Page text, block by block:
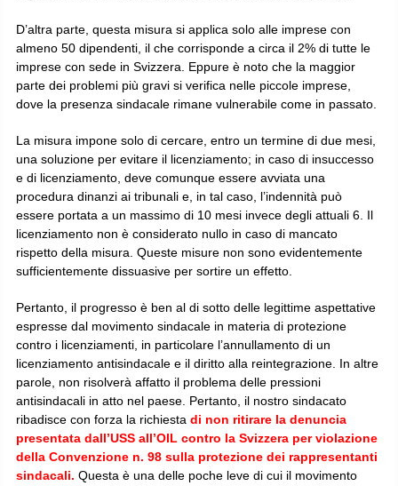
D’altra parte, questa misura si applica solo alle imprese con
almeno 50 dipendenti, il che corrisponde a circa il 2% di tutte le
imprese con sede in Svizzera. Eppure è noto che la maggior
parte dei problemi più gravi si verifica nelle piccole imprese,
dove la presenza sindacale rimane vulnerabile come in passato.
La misura impone solo di cercare, entro un termine di due mesi,
una soluzione per evitare il licenziamento; in caso di insuccesso
e di licenziamento, deve comunque essere avviata una
procedura dinanzi ai tribunali e, in tal caso, l’indennità può
essere portata a un massimo di 10 mesi invece degli attuali 6. Il
licenziamento non è considerato nullo in caso di mancato
rispetto della misura. Queste misure non sono evidentemente
sufficientemente dissuasive per sortire un effetto.
Pertanto, il progresso è ben al di sotto delle legittime aspettative
espresse dal movimento sindacale in materia di protezione
contro i licenziamenti, in particolare l’annullamento di un
licenziamento antisindacale e il diritto alla reintegrazione. In altre
parole, non risolverà affatto il problema delle pressioni
antisindacali in atto nel paese. Pertanto, il nostro sindacato
ribadisce con forza la richiestadi non ritirare la denuncia
presentata dall’USS all’OIL contro la Svizzera per violazione
della Convenzione n. 98 sulla protezione dei rappresentanti
sindacali. Questa è una delle poche leve di cui il movimento